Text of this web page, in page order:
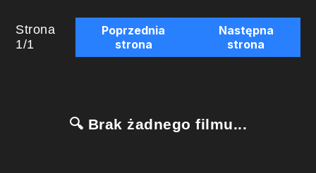
Strona
1/1
Poprzednia
strona
Następna
strona
🔍 Brak żadnego filmu...